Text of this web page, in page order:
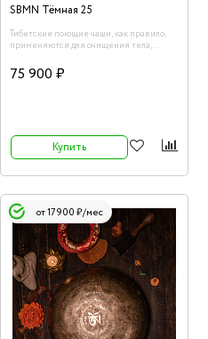
SBMN Тёмная 25
Тибетские поющие чаши, как правило,
применяются для очищения тела,
предметов от негативной энергии.
Воздействие данного инструмента на
75 900 ₽
Купить
от 17 900 ₽/мес